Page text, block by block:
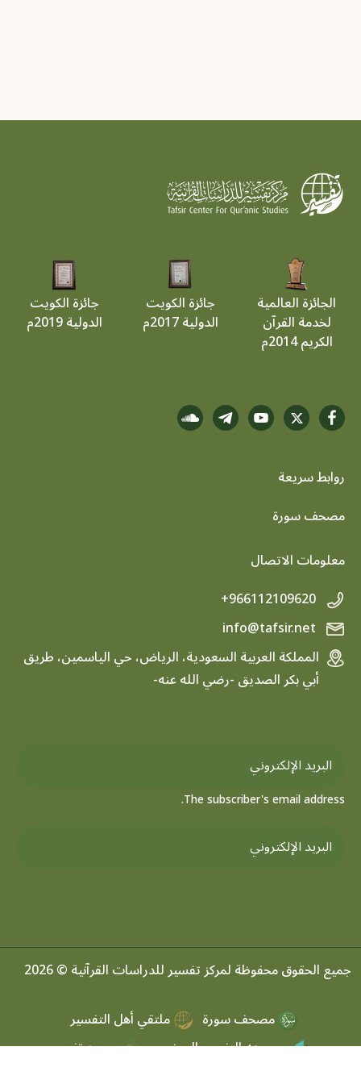
الجائزة العالمية
لخدمة القرآن
الكريم 2014م
جائزة الكويت
الدولية 2017م
جائزة الكويت
الدولية 2019م
روابط سريعة
footer menu
مصحف سورة
معلومات الاتصال
+966112109620
المملكة العربية السعودية، الرياض، حي الياسمين، طريق
أبي بكر الصديق -رضي الله عنه-
The subscriber's email address.
جميع الحقوق محفوظة لمركز تفسير للدراسات القرآنية © 2026
مصحف سورة
ملتقي أهل التفسير
موسوعه التفسير الموضعي
مرصد تفسير